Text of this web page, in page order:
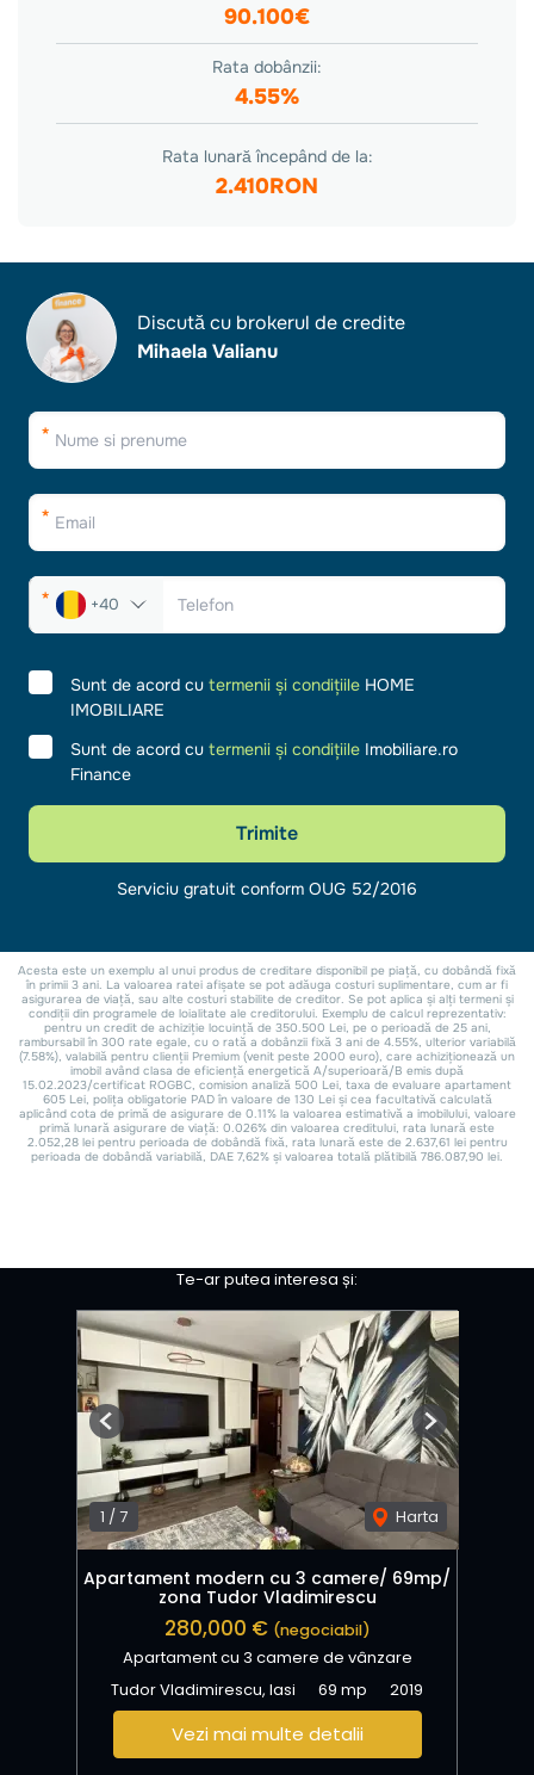
Te-ar putea interesa și:
1 /7 Harta
Previous Next
Apartament modern cu 3 camere/ 69mp/
zona Tudor Vladimirescu
280,000 € (negociabil)
Apartament cu 3 camere de vânzare
Tudor Vladimirescu, Iasi
69 mp 2019
Vezi mai multe detalii